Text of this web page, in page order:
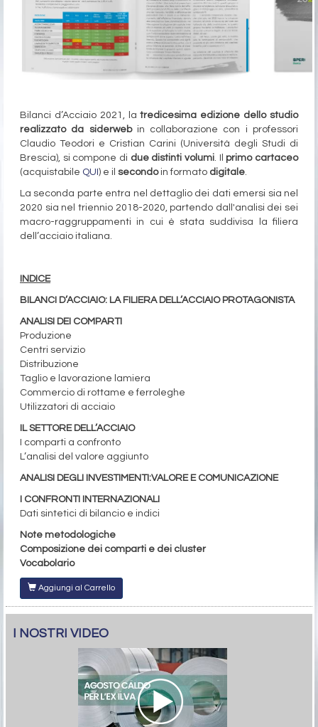
Bilanci d’Acciaio 2021, latredicesima edizione dello studio
realizzato da siderwebin collaborazione con i professori
Claudio Teodori e Cristian Carini (Università degli Studi di
Brescia), si compone di due distinti volumi. Il primo cartaceo
(acquistabile QUI ) e il secondoin formato digitale.
La seconda parte entra nel dettaglio dei dati emersi sia nel
2020 sia nel triennio 2018-2020, partendo dall'analisi dei sei
macro-raggruppamenti in cui è stata suddivisa la filiera
dell’acciaio italiana.
INDICE
BILANCI D’ACCIAIO: LA FILIERA DELL’ACCIAIO PROTAGONISTA
ANALISI DEI COMPARTI
Produzione
Centri servizio
Distribuzione
Taglio e lavorazione lamiera
Commercio di rottame e ferroleghe
Utilizzatori di acciaio
IL SETTORE DELL’ACCIAIO
I comparti a confronto
L’analisi del valore aggiunto
ANALISI DEGLI INVESTIMENTI:VALORE E COMUNICAZIONE
I CONFRONTI INTERNAZIONALI
Dati sintetici di bilancio e indici
Note metodologiche
Composizione dei comparti e dei cluster
Vocabolario
Aggiungi al Carrello
I NOSTRI VIDEO